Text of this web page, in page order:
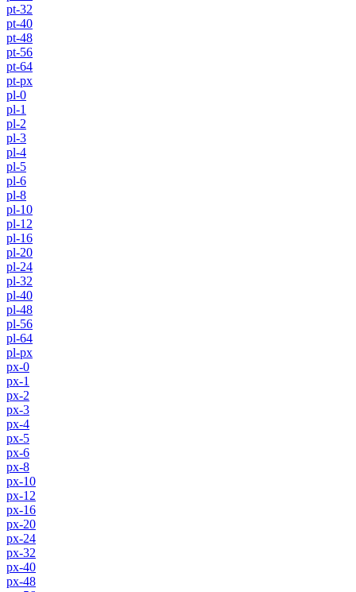
pt-32
pt-40
pt-48
pt-56
pt-64
pt-px
pl-0
pl-1
pl-2
pl-3
pl-4
pl-5
pl-6
pl-8
pl-10
pl-12
pl-16
pl-20
pl-24
pl-32
pl-40
pl-48
pl-56
pl-64
pl-px
px-0
px-1
px-2
px-3
px-4
px-5
px-6
px-8
px-10
px-12
px-16
px-20
px-24
px-32
px-40
px-48